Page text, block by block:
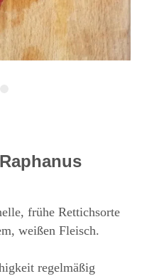
frühe Rettichsorte
weißen Fleisch.
regelmäßig